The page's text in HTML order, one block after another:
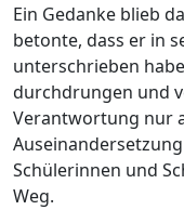
Ein Gedanke blieb
betonte, dass er in
unterschrieben
durchdrungen und
Verantwortung nur
Schülerinnen und
Weg.